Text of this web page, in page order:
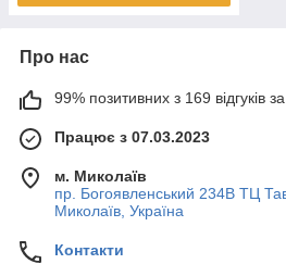
Про нас
99% позитивних з 169 відгуків за
Працює з 07.03.2023
м. Миколаїв
пр. Богоявленський 234В ТЦ
Миколаїв, Україна
Контакти